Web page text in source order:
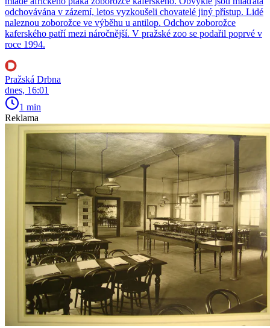
odchovávána v zázemí, letos vyzkoušeli chovatelé jiný přístup. Lidé
naleznou zoborožce ve výběhu u antilop. Odchov zoborožce
kaferského patří mezi náročnější. V pražské zoo se podařil poprvé v
roce 1994.
Pražská Drbna
dnes, 16:01
1 min
Reklama